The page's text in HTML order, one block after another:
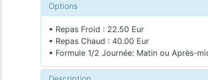
Options
• Repas Froid : 22.50 Eur
• Repas Chaud : 40.00 Eur
• Formule 1/2 Journée: Matin ou Après-